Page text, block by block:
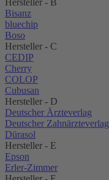
Hersteller - B
Bisanz
bluechip
Boso
Hersteller - C
CEDIP
Cherry
COLOP
Cubusan
Hersteller - D
Deutscher Ärzteverlag
Deutscher Zahnärzteverlag
Dürasol
Hersteller - E
Epson
Erler-Zimmer